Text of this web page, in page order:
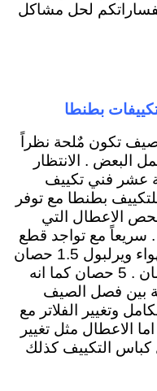
لحل مشاكل
بطنطا
تكون مٌلحة نظراً
البعض . الانتظار
عشر فني تكييف
بطنطا مع توفر
الاعطال التي
سريعاً مع تواجد قطع
غيار لمختلف طرازات تكييف الهواء ويرلبول 1.5 حصان
، 2.25 حصان ، 3 حصان ، 4 حصان . 5 حصان كما انه
بين فصل الصيف
وتغيير الفلاتر مع
الاعطال مثل تغيير
كباس التكييف كذلك